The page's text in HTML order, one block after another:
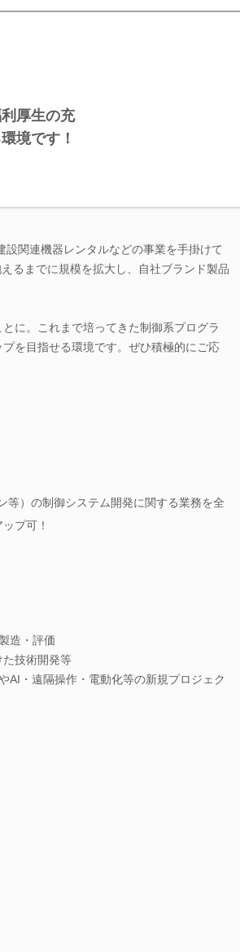
厚生の充
境です！
関連機器レンタルなどの事業を手掛けて
るまでに規模を拡大し、自社ブランド製品
に。これまで培ってきた制御系プログラ
を目指せる環境です。ぜひ積極的にご応
等）の制御システム開発に関する業務を全
プ可！
造・評価
た技術開発等
AI・遠隔操作・電動化等の新規プロジェク